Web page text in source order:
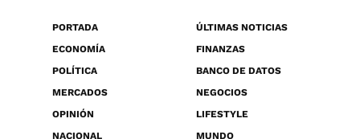
PORTADA
ÚLTIMAS NOTICIAS
ECONOMÍA
FINANZAS
POLÍTICA
BANCO DE DATOS
MERCADOS
NEGOCIOS
OPINIÓN
LIFESTYLE
NACIONAL
MUNDO